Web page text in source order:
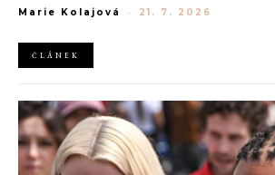
AliExpress.
Marie Kolajová - 21. 7. 2026
ČLÁNEK